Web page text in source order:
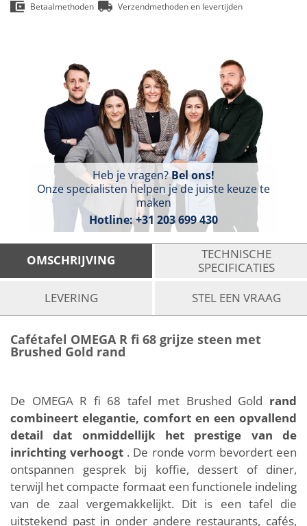
Betaalmethoden Verzendmethoden en levertijden
Heb je vragen?Bel ons!
Onze specialisten helpen je de juiste keuze te
maken
Hotline:+31 203 699 430
OMSCHRIJVING
TECHNISCHE
SPECIFICATIES
LEVERING
STEL EEN VRAAG
Cafétafel OMEGA R fi 68 grijze steen met
Brushed Gold rand
De OMEGA R fi 68 tafel met Brushed Gold rand
combineert elegantie, comfort en een opvallend
detail dat onmiddellijk het prestige van de
inrichting verhoogt . De ronde vorm bevordert een
ontspannen gesprek bij koffie, dessert of diner,
terwijl het compacte formaat een functionele indeling
van de zaal vergemakkelijkt. Dit is een tafel die
uitstekend past in onder andere restaurants, cafés,